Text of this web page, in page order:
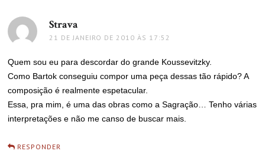
Strava
21 DE JANEIRO DE 2010 ÀS 17:52
Quem sou eu para descordar do grande Koussevitzky.
Como Bartok conseguiu compor uma peça dessas tão rápido? A
composição é realmente espetacular.
Essa, pra mim, é uma das obras como a Sagração… Tenho várias
interpretações e não me canso de buscar mais.
RESPONDER